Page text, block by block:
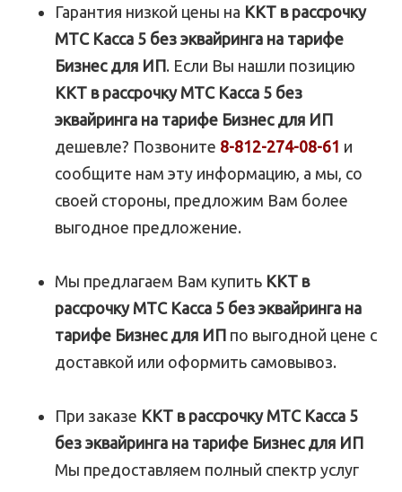
Гарантия низкой цены на ККТ в рассрочку
МТС Касса 5 без эквайринга на тарифе
Бизнес для ИП. Если Вы нашли позицию
ККТ в рассрочку МТС Касса 5 без
эквайринга на тарифе Бизнес для ИП
дешевле? Позвоните 8-812-274-08-61 и
сообщите нам эту информацию, а мы, со
своей стороны, предложим Вам более
выгодное предложение.
Мы предлагаем Вам купить ККТ в
рассрочку МТС Касса 5 без эквайринга на
тарифе Бизнес для ИП по выгодной цене с
доставкой или оформить самовывоз.
При заказе ККТ в рассрочку МТС Касса 5
без эквайринга на тарифе Бизнес для ИП
Мы предоставляем полный спектр услуг